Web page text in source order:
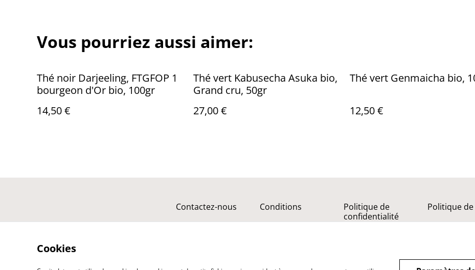
Vous pourriez aussi aimer:
Thé noir Darjeeling, FTGFOP 1
bourgeon d'Or bio, 100gr
14,50 €
Thé vert Kabusecha Asuka bio,
Grand cru, 50gr
27,00 €
Thé vert Genmaicha bio,
12,50 €
Contactez-nous Conditions
Politique de
confidentialité
Politique
Cookies